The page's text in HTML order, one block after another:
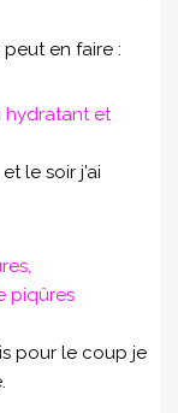
en faire :
hydratant et
le soir j’ai
piqûres
pour le coup je